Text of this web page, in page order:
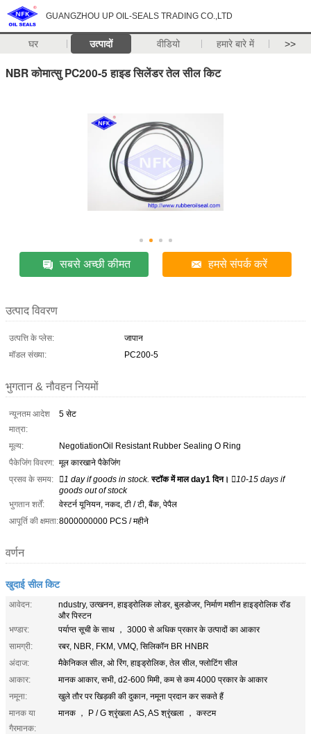
GUANGZHOU UP OIL-SEALS TRADING CO.,LTD
घर उत्पादों वीडियो हमारे बारे में >>
NBR कोमात्सु PC200-5 हाइड सिलेंडर तेल सील किट
सबसे अच्छी कीमत हमसे संपर्क करें
उत्पाद विवरण
उत्पत्ति के प्लेस:
जापान
मॉडल संख्या:
PC200-5
भुगतान & नौवहन नियमों
न्यूनतम आदेश
मात्रा:
5 सेट
मूल्य:
NegotiationOil Resistant Rubber Sealing O Ring
पैकेजिंग विवरण: मूल कारखाने पैकेजिंग
प्रसव के समय:
1 day if goods in stock. स्टॉक में माल day1 दिन। 10-15 days if
goods out of stock
भुगतान शर्तें:
वेस्टर्न यूनियन, नकद, टी / टी, बैंक, पेपैल
आपूर्ति की क्षमता:8000000000 PCS / महीने
वर्णन
खुदाई सील किट
आवेदन:
ndustry, उत्खनन, हाइड्रोलिक लोडर, बुलडोजर, निर्माण मशीन हाइड्रोलिक रॉड
और पिस्टन
भण्डार:
पर्याप्त सूची के साथ ， 3000 से अधिक प्रकार के उत्पादों का आकार
सामग्री:
रबर, NBR, FKM, VMQ, सिलिकॉन BR HNBR
अंदाज:
मैकेनिकल सील, ओ रिंग, हाइड्रोलिक, तेल सील, फ्लोटिंग सील
आकार:
मानक आकार, सभी, d2-600 मिमी, कम से कम 4000 प्रकार के आकार
नमूना:
खुले तौर पर खिड़की की दुकान, नमूना प्रदान कर सकते हैं
मानक या
गैरमानक:
मानक ， P / G श्रृंखला AS, AS श्रृंखला ， कस्टम